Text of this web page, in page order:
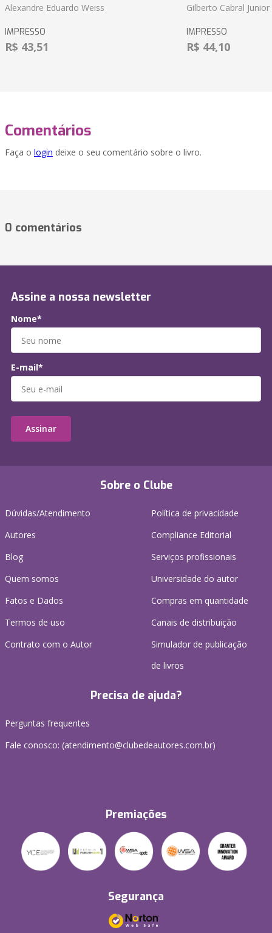
Alexandre Eduardo Weiss
IMPRESSO
R$ 43,51
Gilberto Cabral Junior
IMPRESSO
R$ 44,10
Comentários
Faça o login deixe o seu comentário sobre o livro.
0 comentários
Sobre o Clube
Dúvidas/Atendimento
Autores
Blog
Quem somos
Fatos e Dados
Termos de uso
Contrato com o Autor
Política de privacidade
Compliance Editorial
Serviços profissionais
Universidade do autor
Compras em quantidade
Canais de distribuição
Simulador de publicação
de livros
Precisa de ajuda?
Perguntas frequentes
Fale conosco: (atendimento@clubedeautores.com.br)
Premiações
Segurança
Assine a nossa newsletter
Nome*
E-mail*
Assinar